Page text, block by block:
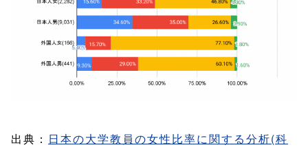
出典： 日本の大学教員の女性比率に関する分析(科